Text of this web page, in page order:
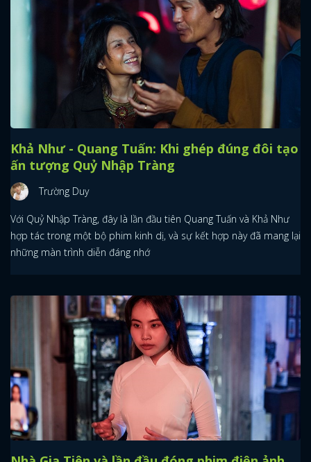
Khả Như - Quang Tuấn: Khi ghép đúng đôi tạo
ấn tượng Quỷ Nhập Tràng
Trường Duy
Với Quỷ Nhập Tràng, đây là lần đầu tiên Quang Tuấn và Khả Như
hợp tác trong một bộ phim kinh dị, và sự kết hợp này đã mang lại
những màn trình diễn đáng nhớ